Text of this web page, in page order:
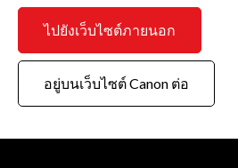
ไปยังเว็บไซต์ภายนอก
อยู่บนเว็บไซต์ Canon ต่อ